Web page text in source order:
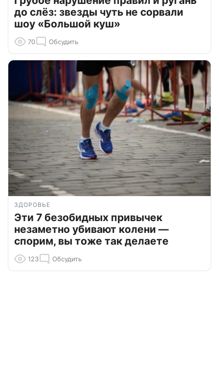
до слёз: звезды чуть не сорвали
шоу «Большой куш»
70 Обсудить
ЗДОРОВЬЕ
Эти 7 безобидных привычек
незаметно убивают колени —
спорим, вы тоже так делаете
123 Обсудить